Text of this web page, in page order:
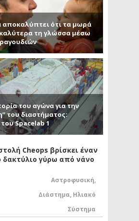
αποκαλύπτει ότι τα μωρά
τη γλώσσα μέσω
του αγώνα για την
του διαστήματος:
Spacelab 1
Cheops βρίσκει έναν
δακτύλιο γύρω από νάνο
Αστροφυσική,
Διάστημα, Ηλιακό
Σύστημα